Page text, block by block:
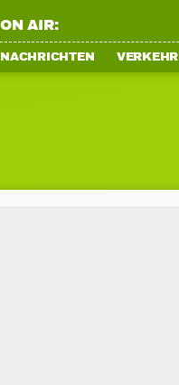
ON AIR:
NACHRICHTEN VERKEHR